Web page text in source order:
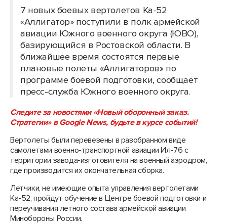
7 новых боевых вертолетов Ка-52
«Аллигатор» поступили в полк армейской
авиации Южного военного округа (ЮВО),
базирующийся в Ростовской области. В
ближайшее время состоятся первые
плановые полеты «Аллигаторов» по
программе боевой подготовки, сообщает
пресс-служба Южного военного округа.
Следите за новостями «Новый оборонный заказ.
Стратегии» в Google News, будьте в курсе событий!
Вертолеты были перевезены в разобранном виде
самолетами военно-транспортной авиации Ил-76 с
территории завода-изготовителя на военный аэродром,
где производится их окончательная сборка.
Летчики, не имеющие опыта управления вертолетами
Ка-52, пройдут обучение в Центре боевой подготовки и
переучивания летного состава армейской авиации
Минобороны России.